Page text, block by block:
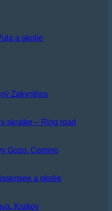
a okolie
Zakynthos
skratke – Ring road
Gozo, Comino
a okolie
Krakov